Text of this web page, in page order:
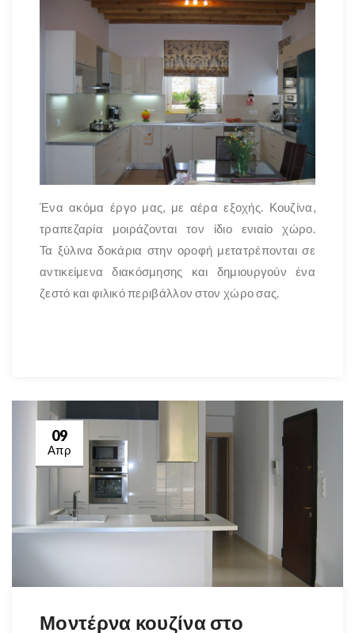
Ένα ακόμα έργο μας, με αέρα εξοχής. Κουζίνα,
τραπεζαρία μοιράζονται τον ίδιο ενιαίο χώρο.
Τα ξύλινα δοκάρια στην οροφή μετατρέπονται σε
αντικείμενα διακόσμησης και δημιουργούν ένα
ζεστό και φιλικό περιβάλλον στον χώρο σας.
09
Απρ
Μοντέρνα κουζίνα στο